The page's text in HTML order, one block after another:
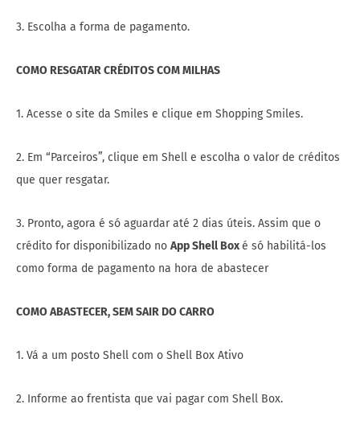
3. Escolha a forma de pagamento.
COMO RESGATAR CRÉDITOS COM MILHAS
1. Acesse o site da Smiles e clique em Shopping Smiles.
2. Em “Parceiros”, clique em Shell e escolha o valor de créditos
que quer resgatar.
3. Pronto, agora é só aguardar até 2 dias úteis. Assim que o
crédito for disponibilizado no App Shell Boxé só habilitá-los
como forma de pagamento na hora de abastecer
COMO ABASTECER, SEM SAIR DO CARRO
1. Vá a um posto Shell com o Shell Box Ativo
2. Informe ao frentista que vai pagar com Shell Box.